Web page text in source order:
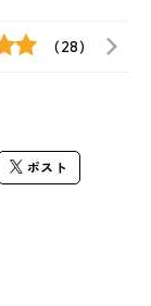
(28)
ポスト